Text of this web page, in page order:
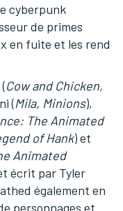
cyberpunk
de primes
en fuite et les rend
Cow and Chicken,
(Mila, Minions),
The Animated
of Hank) et
Animated
écrit par Tyler
également en
personnages et